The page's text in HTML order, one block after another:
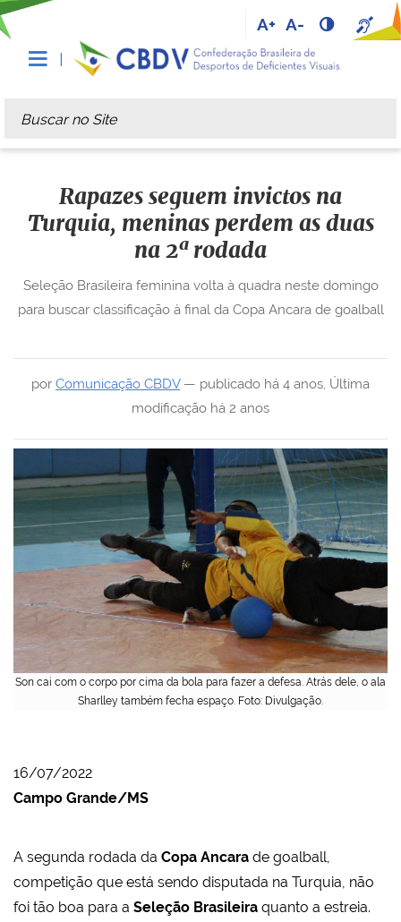
A+ A-
Busca
Busca Avançada…
Son cai com o corpo por cima da bola para fazer a defesa. Atrás dele, o ala
Sharlley também fecha espaço. Foto: Divulgação.
Rapazes seguem invictos na
Turquia, meninas perdem as duas
na 2ª rodada
por Comunicação CBDV— publicado há 4 anos, Última
modificação há 2 anos
Seleção Brasileira feminina volta à quadra neste domingo
para buscar classificação à final da Copa Ancara de goalball
16/07/2022
Campo Grande/MS
A segunda rodada da Copa Ancara de goalball,
competição que está sendo disputada na Turquia, não
foi tão boa para a Seleção Brasileira quanto a estreia.